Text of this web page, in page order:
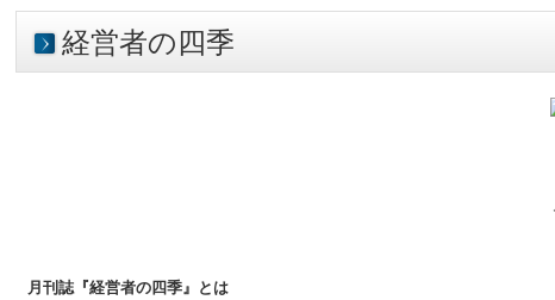
経営者の四季
月刊誌『経営者の四季』とは